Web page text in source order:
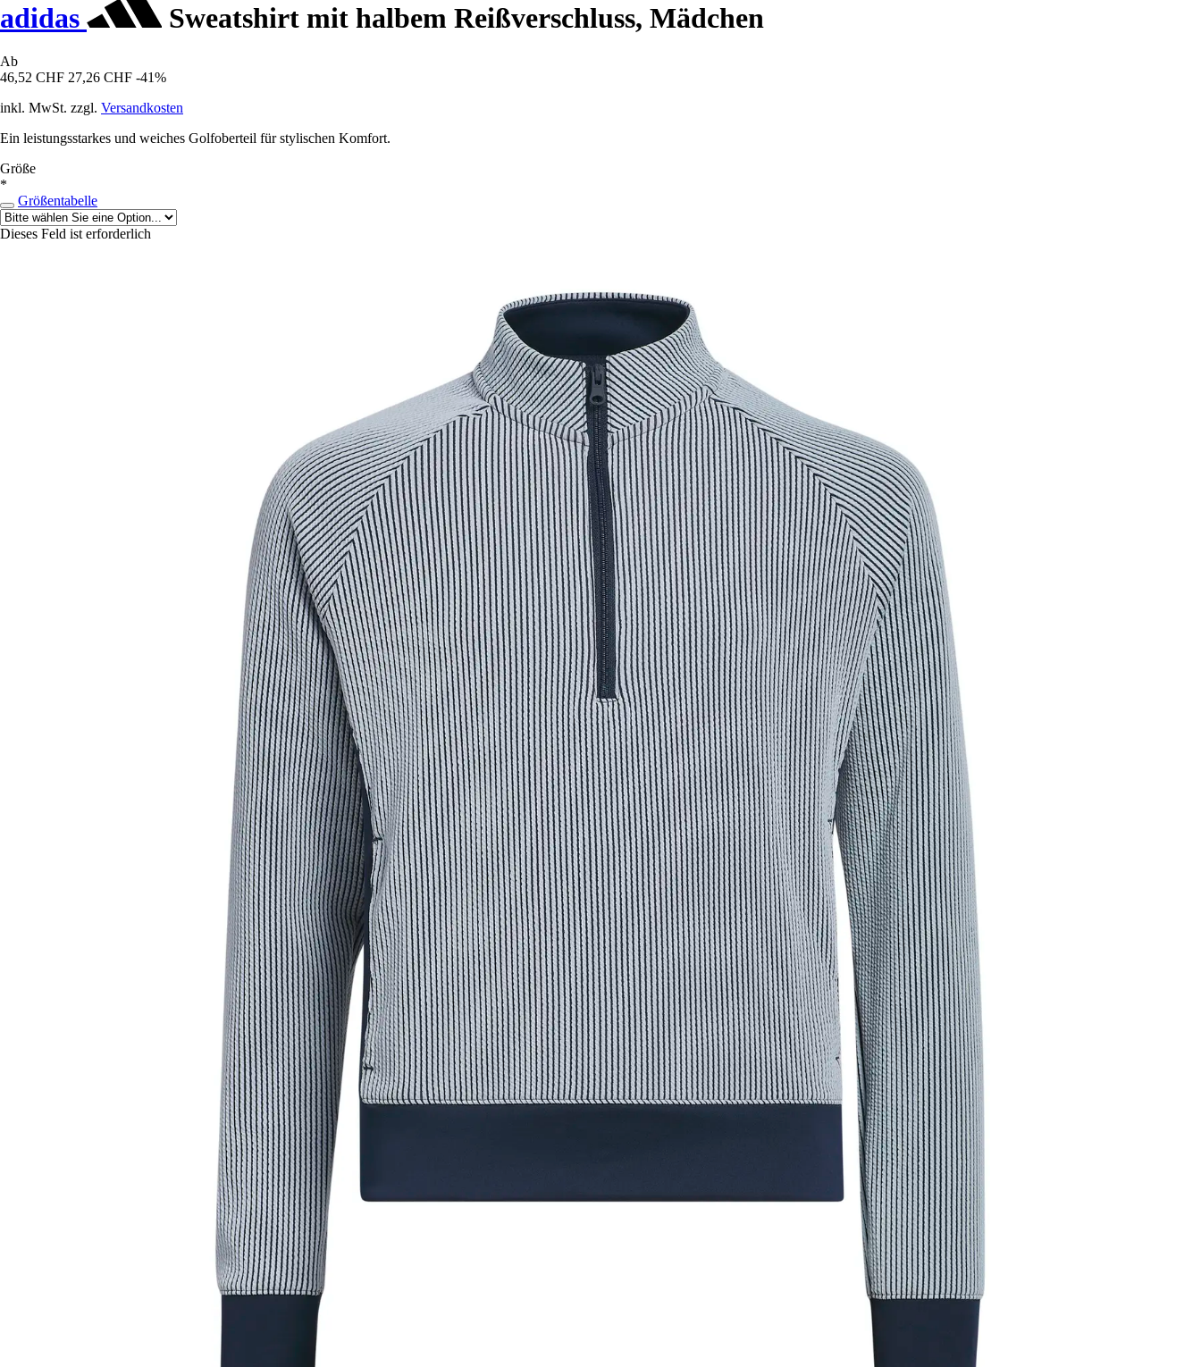
adidas Sweatshirt mit halbem Reißverschluss, Mädchen
Ab
46,52 CHF 27,26 CHF -41%
inkl. MwSt. zzgl. Versandkosten
Ein leistungsstarkes und weiches Golfoberteil für stylischen Komfort.
Größe
*
Größentabelle
Dieses Feld ist erforderlich